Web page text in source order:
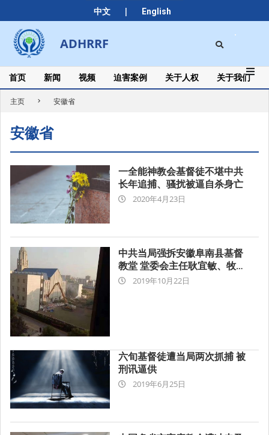
中文 | English
to
content
ADHRRF
Secondary
Navigation
Menu
首页 新闻 视频 迫害案例 关于人权 关于我们
主页 安徽省
安徽省
一全能神教会基督徒不堪中共
长年追捕、骚扰被逼自杀身亡
2020-2020年4月23日
中共当局强拆安徽阜南县基督
教堂 堂委会主任耿宜敏、牧师
孙永耀遭刑事拘留
2019-2019年10月22日
六旬基督徒遭当局两次抓捕 被
刑讯逼供
2019-2019年6月25日